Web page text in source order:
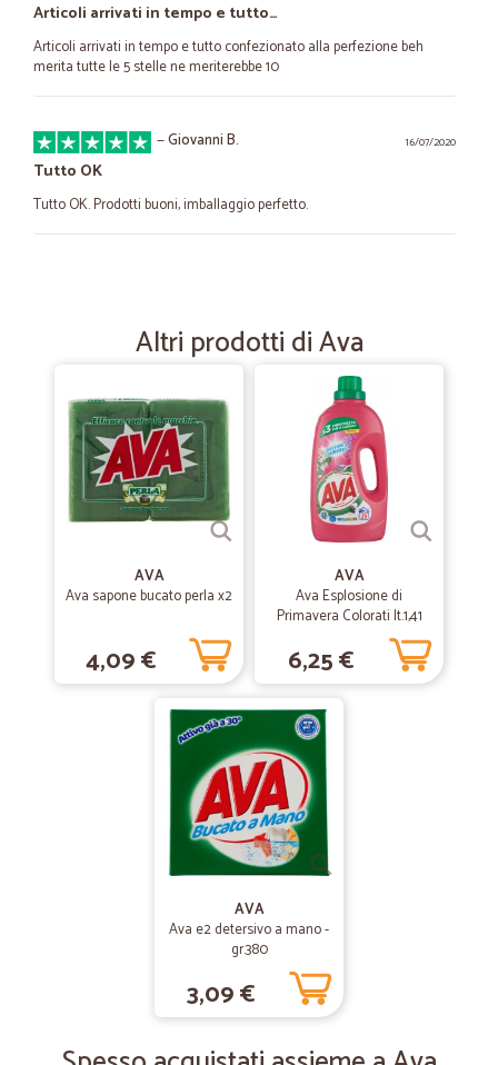
Articoli arrivati in tempo e tutto…
Articoli arrivati in tempo e tutto confezionato alla perfezione beh
merita tutte le 5 stelle ne meriterebbe 10
16/07/2020
—Giovanni B.
Tutto OK
Tutto OK. Prodotti buoni, imballaggio perfetto.
I prezzi non sono molto competitivi. Ma comodo per il pagamento in
—Corrado S.
Ottimi prodotti .Ottimo servizio e…
Ottimi prodotti .Ottimo servizio e serietà nella fornitura tramite
corriere.
—Angela serafina maria F.
Ottimo servizio
Gianna V.
Affidabile e veloce servizio a…
Affidabile e veloce servizio a domicilio cortese e professionale
Ginetta A.
Puntualità e precisione!
Fabio F.
Altri prodotti di Ava
AVA
Ava sapone bucato perla x2
4,09 €
AVA
Ava Esplosione di
Primavera Colorati lt.1,41
6,25 €
AVA
Ava e2 detersivo a mano -
gr.380
3,09 €